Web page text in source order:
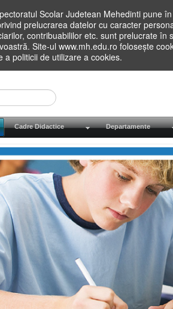
Scolar Judetean Mehedinti pune
prelucrarea datelor cu caracter
contribuabililor etc. sunt prelucrate
Site-ul www.mh.edu.ro folosește
a politicii de utilizare a cookies.
Cadre Didactice Departamente